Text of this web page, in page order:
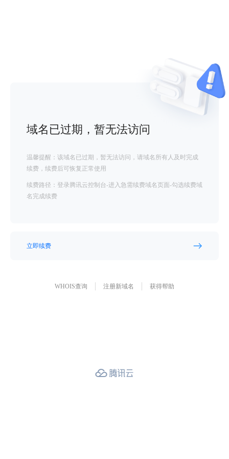
域名已过期，暂无法访问
温馨提醒：该域名已过期，暂无法访问，请域名所有人及时完成
续费，续费后可恢复正常使用
续费路径：登录腾讯云控制台-进入急需续费域名页面-勾选续费域
名完成续费
立即续费
WHOIS查询 注册新域名 获得帮助